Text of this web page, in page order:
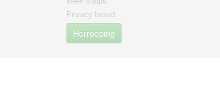
Privacy beleid
Herroeping